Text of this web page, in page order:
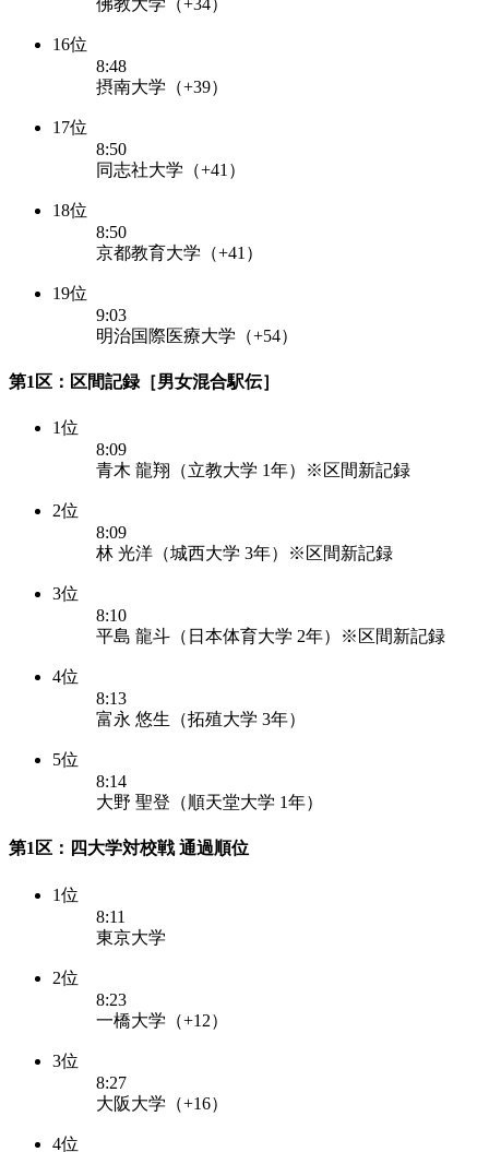
16位
8:48
摂南大学（+39）
17位
8:50
同志社大学（+41）
18位
8:50
京都教育大学（+41）
19位
9:03
明治国際医療大学（+54）
第1区：区間記録［男女混合駅伝］
1位
8:09
青木 龍翔（立教大学 1年）※区間新記録
2位
8:09
林 光洋（城西大学 3年）※区間新記録
3位
8:10
平島 龍斗（日本体育大学 2年）※区間新記録
4位
8:13
富永 悠生（拓殖大学 3年）
5位
8:14
大野 聖登（順天堂大学 1年）
第1区：四大学対校戦 通過順位
1位
8:11
東京大学
2位
8:23
一橋大学（+12）
3位
8:27
大阪大学（+16）
4位